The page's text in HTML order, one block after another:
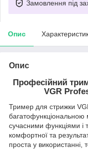
Замовлення під
Опис
Опис
Професійний
VGR
Тример для стрижки
сучасними функціями і
комфортної та
проста у використанні,